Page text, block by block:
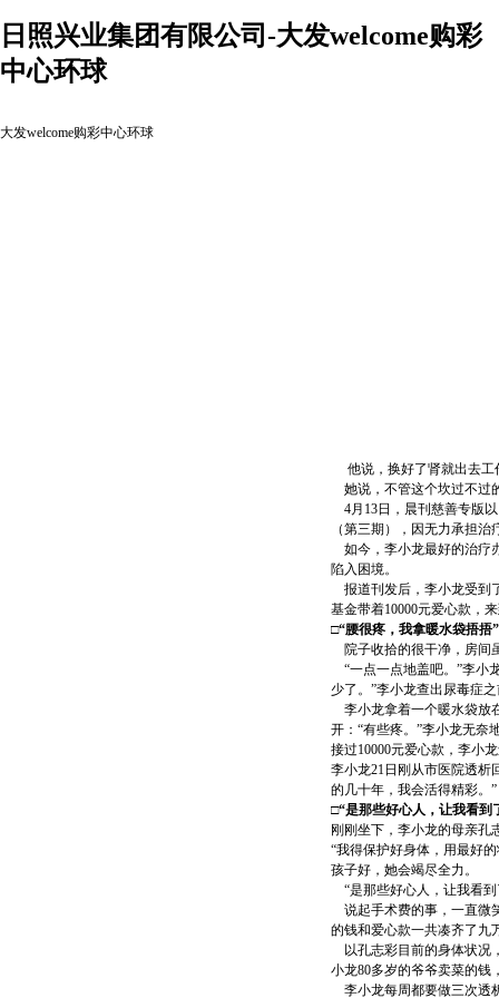
日照兴业集团有限公司-大发welcome购彩
中心环球
大发welcome购彩中心环球
他说，换好了肾就出去工
她说，不管这个坎过不过
4月13日，晨刊慈善专版
（第三期），因无力承担
如今，李小龙最好的治疗
陷入困境。
报道刊发后，李小龙受到
基金带着10000元爱心款，
□“腰很疼，我拿暖水袋捂捂”
院子收拾的很干净，房间
“一点一点地盖吧。”李小
少了。”李小龙查出尿毒症
李小龙拿着一个暖水袋放
开：“有些疼。”李小龙无奈
接过10000元爱心款，李小
李小龙21日刚从市医院透析
的几十年，我会活得精彩。”
□“是那些好心人，让我看到
刚刚坐下，李小龙的母亲孔
“我得保护好身体，用最好
孩子好，她会竭尽全力。
“是那些好心人，让我看
说起手术费的事，一直微
的钱和爱心款一共凑齐了九
以孔志彩目前的身体状况
小龙80多岁的爷爷卖菜的钱
李小龙每周都要做三次透